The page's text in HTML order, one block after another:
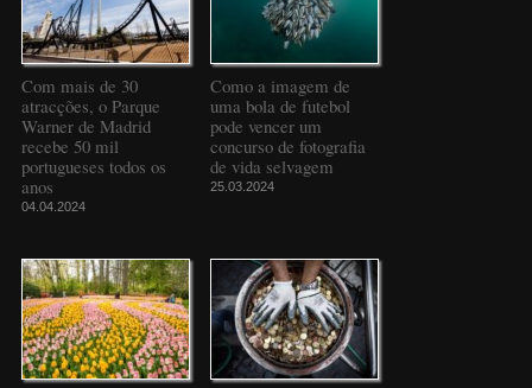
Com mais de 30
atracções, o Parque
Warner de Madrid
recebe 50 mil
portugueses todos os
anos
04.04.2024
Como a imagem de
uma bola de futebol
pode vencer um
concurso de fotografia
de vida selvagem
25.03.2024